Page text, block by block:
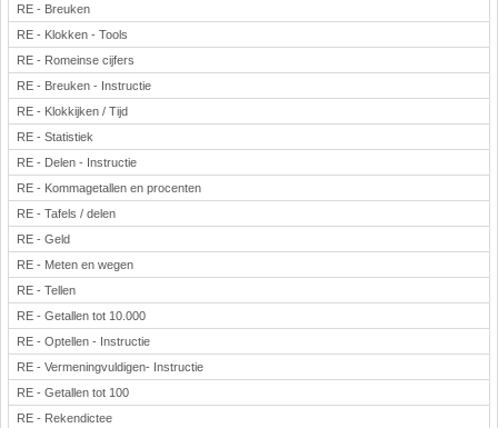
RE - Breuken
RE - Klokken - Tools
RE - Romeinse cijfers
RE - Breuken - Instructie
RE - Klokkijken / Tijd
RE - Statistiek
RE - Delen - Instructie
RE - Kommagetallen en procenten
RE - Tafels / delen
RE - Geld
RE - Meten en wegen
RE - Tellen
RE - Getallen tot 10.000
RE - Optellen - Instructie
RE - Vermeningvuldigen- Instructie
RE - Getallen tot 100
RE - Rekendictee